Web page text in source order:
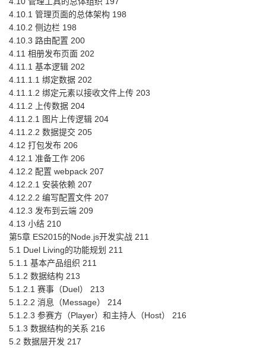
4.10.1 管理页面的总体架构 198
4.10.2 侧边栏 198
4.10.3 路由配置 200
4.11 相册发布页面 202
4.11.1 基本逻辑 202
4.11.1.1 绑定数据 202
4.11.1.2 绑定元素以接收文件上传 203
4.11.2 上传数据 204
4.11.2.1 图片上传逻辑 204
4.11.2.2 数据提交 205
4.12 打包发布 206
4.12.1 准备工作 206
4.12.2 配置 webpack 207
4.12.2.1 安装依赖 207
4.12.2.2 编写配置文件 207
4.12.3 发布到云端 209
4.13 小结 210
第5章 ES2015的Node.js开发实战 211
5.1 Duel Living的功能规划 211
5.1.1 基本产品组织 211
5.1.2 数据结构 213
5.1.2.1 赛事（Duel） 213
5.1.2.2 消息（Message） 214
5.1.2.3 参赛方（Player）和主持人（Host） 216
5.1.3 数据结构的关系 216
5.2 数据层开发 217